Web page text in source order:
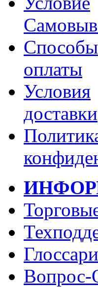
Способы
оплаты
Условия
доставки
Вопрос-